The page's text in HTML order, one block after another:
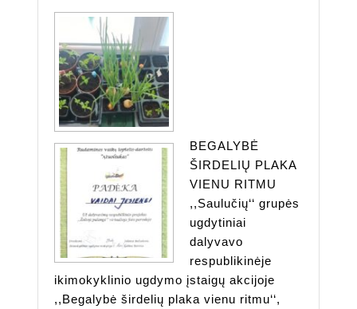
BEGALYBĖ
ŠIRDELIŲ PLAKA
VIENU RITMU
,,Saulučių‘‘ grupės
ugdytiniai
dalyvavo
respublikinėje
ikimokyklinio ugdymo įstaigų akcijoje
,,Begalybė širdelių plaka vienu ritmu‘‘,